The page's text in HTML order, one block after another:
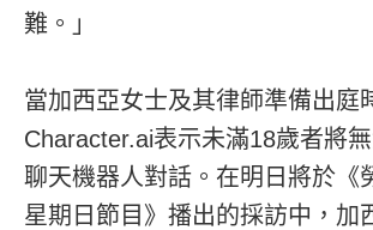
難。」
當加西亞女士及其律師準備出庭
Character.ai表示未滿18歲者將
聊天機器人對話。在明日將於《
星期日節目》播出的採訪中，加